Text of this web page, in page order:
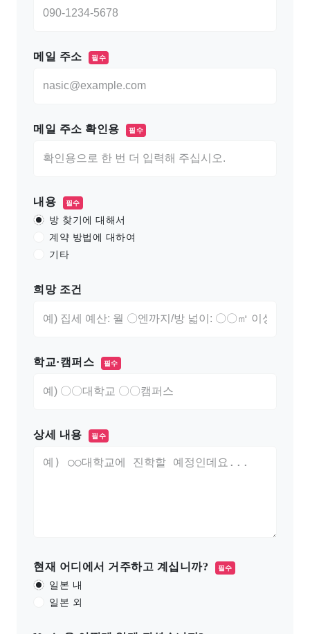
메일 주소 필수
메일 주소 확인용 필수
내용 필수
방 찾기에 대해서
계약 방법에 대하여
기타
희망 조건
학교·캠퍼스 필수
상세 내용 필수
현재 어디에서 거주하고 계십니까? 필수
일본 내
일본 외